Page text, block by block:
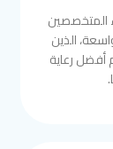
المتخصصين
الذين
أفضل رعاية